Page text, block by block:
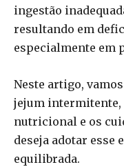
ingestão
resultando em
especialmente em
Neste artigo,
jejum intermitente,
nutricional e os
deseja adotar
equilibrada.